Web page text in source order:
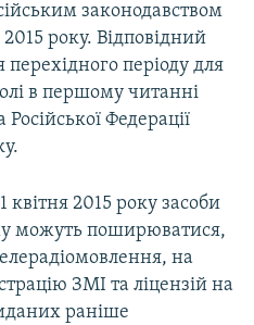
законодавством
року. Відповідний
періоду для
в першому читанні
Федерації
квітня 2015 року засоби
можуть поширюватися,
на
ЗМІ та ліцензій на
раніше